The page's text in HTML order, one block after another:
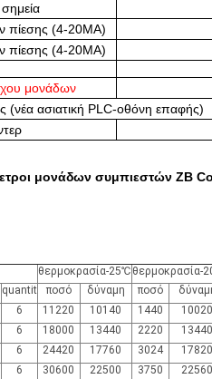
πίεσης (4-20MA)
πίεσης (4-20MA)
μονάδων
(νέα ασιατική PLC-οθόνη επαφής)
μονάδων συμπιεστών ZB
θερμοκρασία-25℃ θερμοκρασία-
quantit ποσό δύναμη ποσό
6 11220 10140 1440
6 18000 13440 2220
6 24420 17760 3024
6 30600 22500 3750